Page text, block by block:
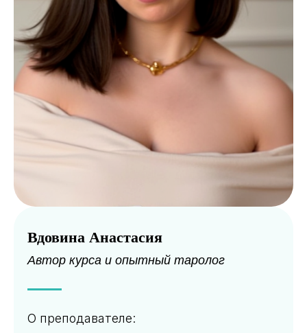
Вдовина Анастасия
Автор курса и опытный таролог
О преподавателе: